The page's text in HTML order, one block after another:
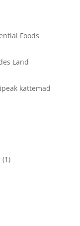
Foods
Land
kattemad
(1)